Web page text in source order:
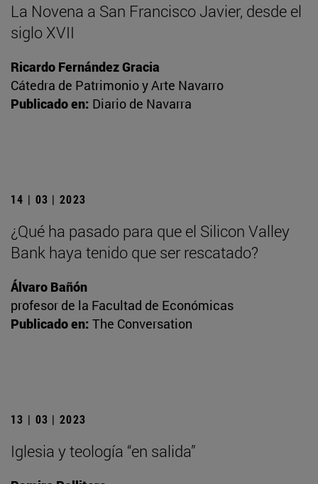
La Novena a San Francisco Javier, desde el
siglo XVII
Ricardo Fernández Gracia
Cátedra de Patrimonio y Arte Navarro
Publicado en: Diario de Navarra
14 | 03 | 2023
¿Qué ha pasado para que el Silicon Valley
Bank haya tenido que ser rescatado?
Álvaro Bañón
profesor de la Facultad de Económicas
Publicado en: The Conversation
13 | 03 | 2023
Iglesia y teología “en salida”